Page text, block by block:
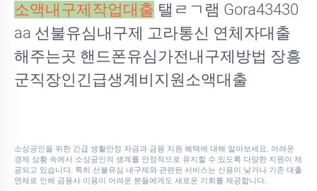
소액내구제작업대출 탤ㄹㄱ램 Gora43430
aa 선불유심내구제 고라통신 연체자대출
해주는곳 핸드폰유심가전내구제방법 장흥
군직장인긴급생계비지원소액대출
소상공인을 위한 긴급 생활안정 자금과 금융 지원 혜택에 대해 알아보세요. 어려운
경제 상황 속에서 소상공인의 생계를 안정적으로 유지할 수 있도록 다양한 지원이 제
공되고 있습니다. 특히 선불유심 내구제와 관련된 서비스는 신용이 낮거나 기존 대출
연체로 인해 금융사 이용이 어려운 분들에게도 새로운 기회를 제공합니다.